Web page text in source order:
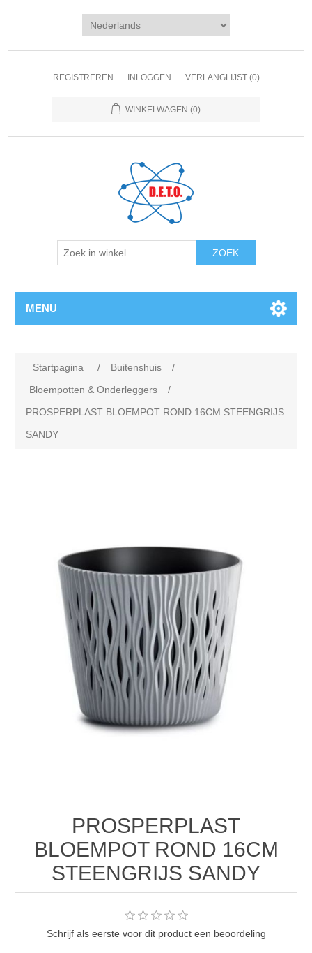
REGISTREREN INLOGGEN VERLANGLIJST (0)
WINKELWAGEN (0)
ZOEK
MENU
Startpagina / Buitenshuis
/
Bloempotten & Onderleggers
/
PROSPERPLAST BLOEMPOT ROND 16CM STEENGRIJS
SANDY
PROSPERPLAST
BLOEMPOT ROND 16CM
STEENGRIJS SANDY
Schrijf als eerste voor dit product een beoordeling